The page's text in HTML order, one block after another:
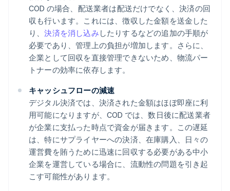
COD の場合、配送業者は配送だけでなく、決済の回
収も行います。これには、徴収した金額を送金した
り、決済を消し込み したりするなどの追加の手順が
必要であり、管理上の負担が増加します。さらに、
企業として回収を直接管理できないため、物流パー
トナーの効率に依存します。
キャッシュフローの減速
デジタル決済では、決済された金額はほぼ即座に利
用可能になりますが、COD では、数日後に配送業者
が企業に支払った時点で資金が届きます。この遅延
は、特にサプライヤーへの決済、在庫購入、日々の
運営費を賄うために迅速に回収する必要がある中小
企業を運営している場合に、流動性の問題を引き起
こす可能性があります。